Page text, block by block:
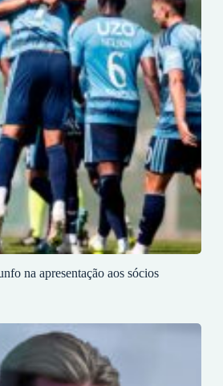
na apresentação aos sócios